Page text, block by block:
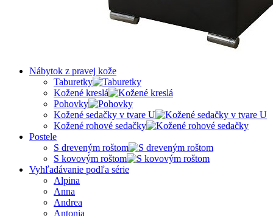
Nábytok z pravej kože
Taburetky
Kožené kreslá
Pohovky
Kožené sedačky v tvare U
Kožené rohové sedačky
Postele
S dreveným roštom
S kovovým roštom
Vyhľadávanie podľa série
Alpina
Anna
Andrea
Antonia